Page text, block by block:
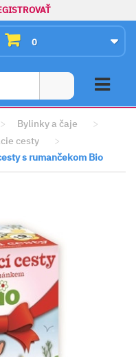
0
> Bylinky a čaje
>
cesty
>
s rumančekom Bio